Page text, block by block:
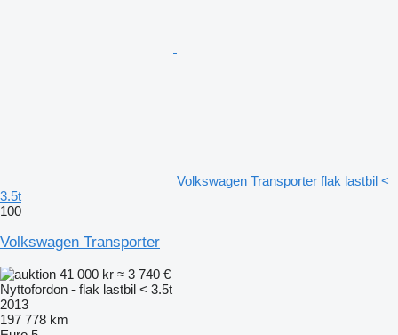
Volkswagen Transporter flak lastbil <
3.5t
100
Volkswagen Transporter
41 000 kr ≈ 3 740 €
Nyttofordon - flak lastbil < 3.5t
2013
197 778 km